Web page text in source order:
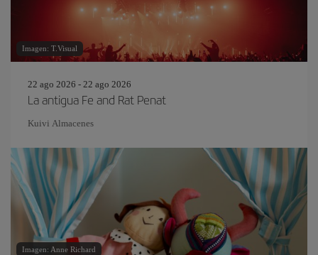
Imagen: T.Visual
22 ago 2026 - 22 ago 2026
La antigua Fe and Rat Penat
Kuivi Almacenes
Imagen: Anne Richard